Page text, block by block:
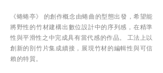
《蜷蜷亭》 的創作概念由蜷曲的型態出發，希望能
將野性的竹材建構出數位設計中的序列感，在精準
性與平滑性之中完成具有當代感的作品。 工法上以
創新的剖竹片集成續接，展現竹材的編輯性與可信
賴的特質。